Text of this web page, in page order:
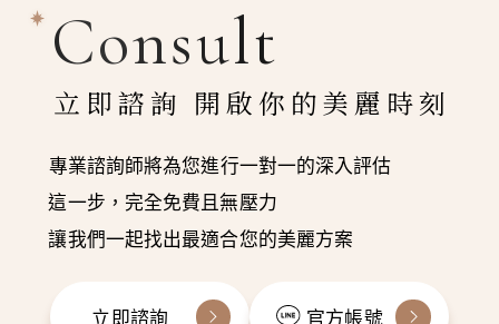
Consult
立即諮詢 開啟你的美麗時刻
專業諮詢師將為您進行一對一的深入評估
這一步，完全免費且無壓力
讓我們一起找出最適合您的美麗方案
立即諮詢 官方帳號